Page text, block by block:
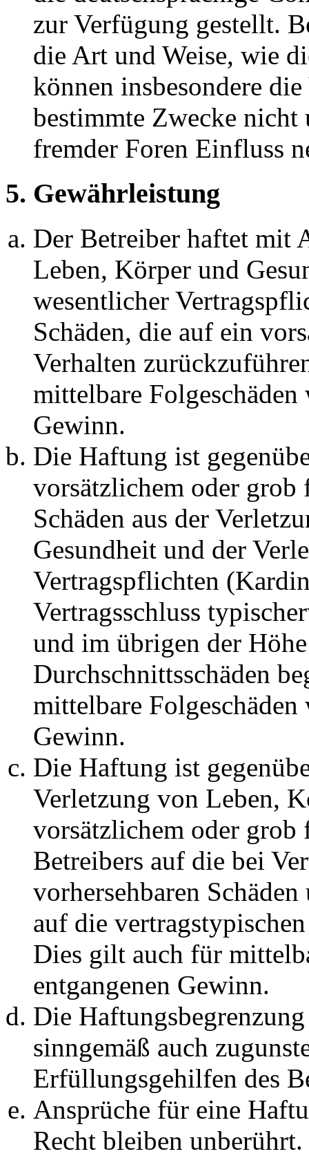
zur Verfügung gestellt.
die Art und Weise, wie
können insbesondere
bestimmte Zwecke nicht
fremder Foren Einfluss
5. Gewährleistung
Der Betreiber haftet mit
Leben, Körper und
wesentlicher
Schäden, die auf ein
Verhalten
mittelbare Folgeschäden
Gewinn.
Die Haftung ist
vorsätzlichem oder grob
Schäden aus der
Gesundheit und der
Vertragspflichten
Vertragsschluss
und im übrigen der
Durchschnittsschäden
mittelbare Folgeschäden
Gewinn.
Die Haftung ist
Verletzung von Leben,
vorsätzlichem oder grob
Betreibers auf die bei
vorhersehbaren
auf die
Dies gilt auch für
entgangenen Gewinn.
Die
sinngemäß auch
Erfüllungsgehilfen des
Ansprüche für eine
Recht bleiben unberührt.